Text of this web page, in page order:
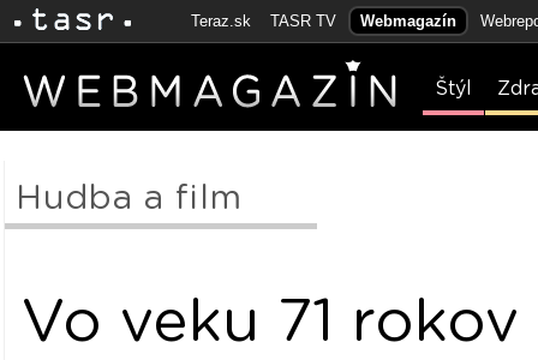
Teraz.sk TASR TV Webmagazín
Štýl
Hudba a film
Vo veku 71 rokov